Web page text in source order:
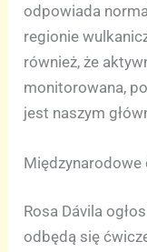
odpowiada
regionie
również, że
monitorowana,
jest naszym
Międzynarodowe
Rosa Dávila
odbędą się